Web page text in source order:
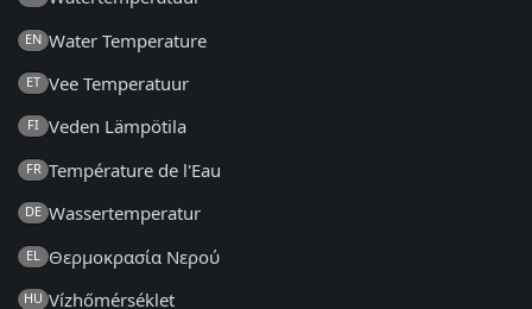
EN Water Temperature
ET Vee Temperatuur
FI Veden Lämpötila
FR Température de l'Eau
DE Wassertemperatur
EL Θερμοκρασία Νερού
HU Vízhőmérséklet